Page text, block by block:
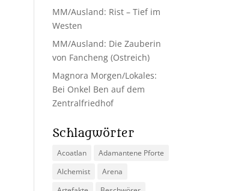
MM/Ausland: Rist – Tief im
Westen
MM/Ausland: Die Zauberin
von Fancheng (Ostreich)
Magnora Morgen/Lokales:
Bei Onkel Ben auf dem
Zentralfriedhof
Schlagwörter
Acoatlan
Adamantene Pforte
Alchemist
Arena